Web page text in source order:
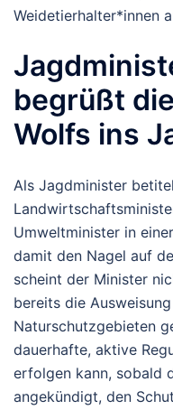
Weidetierhalter*innen
begrüßt
Wolfs ins
Als Jagdminister
Umweltminister in
damit den Nagel auf
scheint der Minister
bereits die
Naturschutzgebieten
dauerhafte, aktive
erfolgen kann, sobald
angekündigt, den